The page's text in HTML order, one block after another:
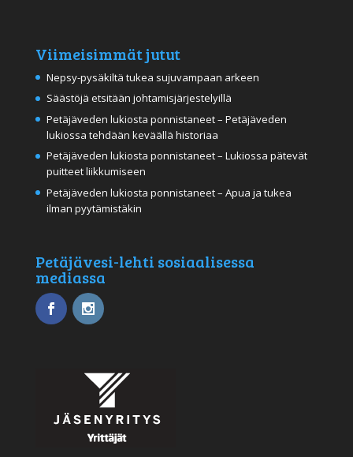
Viimeisimmät jutut
Nepsy-pysäkiltä tukea sujuvampaan arkeen
Säästöjä etsitään johtamisjärjestelyillä
Petäjäveden lukiosta ponnistaneet – Petäjäveden
lukiossa tehdään keväällä historiaa
Petäjäveden lukiosta ponnistaneet – Lukiossa pätevät
puitteet liikkumiseen
Petäjäveden lukiosta ponnistaneet – Apua ja tukea
ilman pyytämistäkin
Petäjävesi-lehti sosiaalisessa
mediassa